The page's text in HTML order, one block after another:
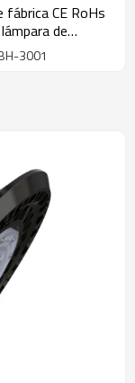
fábrica CE RoHs
de
industrial de
3001